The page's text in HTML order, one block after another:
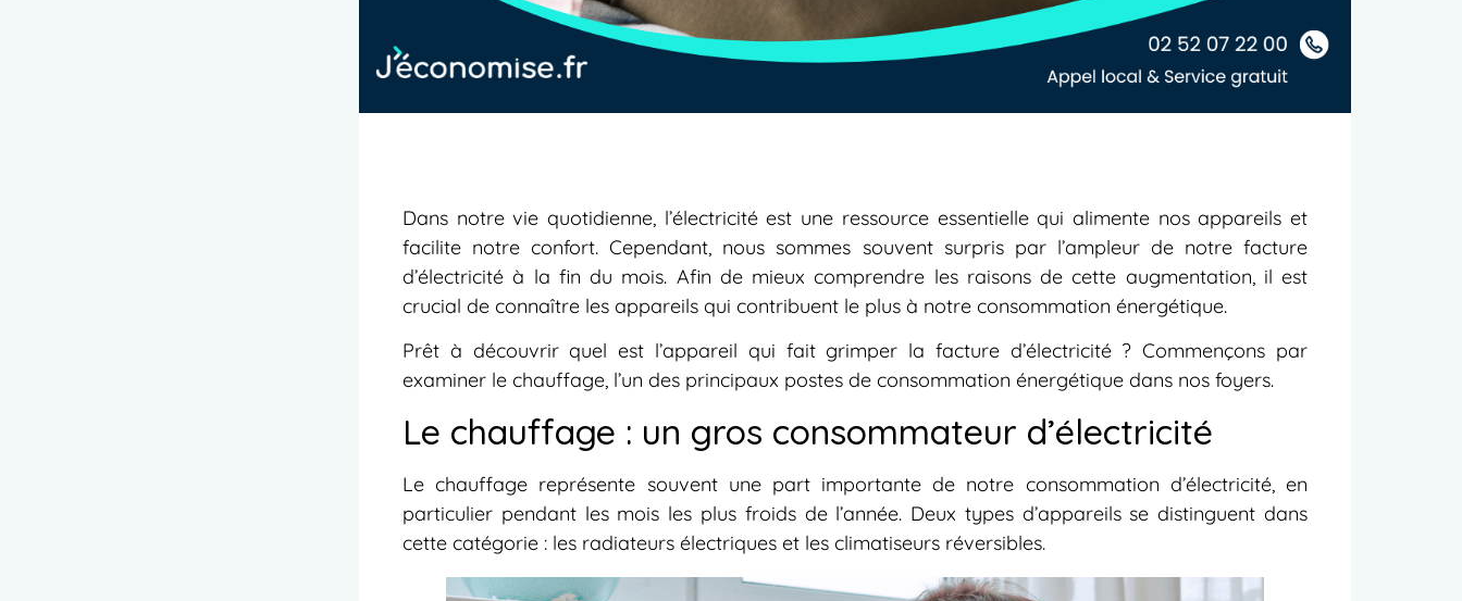
Dans notre vie quotidienne, l’électricité est une ressource essentielle qui alimente nos appareils et
facilite notre confort. Cependant, nous sommes souvent surpris par l’ampleur de notre facture
d’électricité à la fin du mois. Afin de mieux comprendre les raisons de cette augmentation, il est
crucial de connaître les appareils qui contribuent le plus à notre consommation énergétique.
Prêt à découvrir quel est l’appareil qui fait grimper la facture d’électricité ? Commençons par
examiner le chauffage, l’un des principaux postes de consommation énergétique dans nos foyers.
Le chauffage : un gros consommateur d’électricité
Le chauffage représente souvent une part importante de notre consommation d’électricité, en
particulier pendant les mois les plus froids de l’année. Deux types d’appareils se distinguent dans
cette catégorie : les radiateurs électriques et les climatiseurs réversibles.